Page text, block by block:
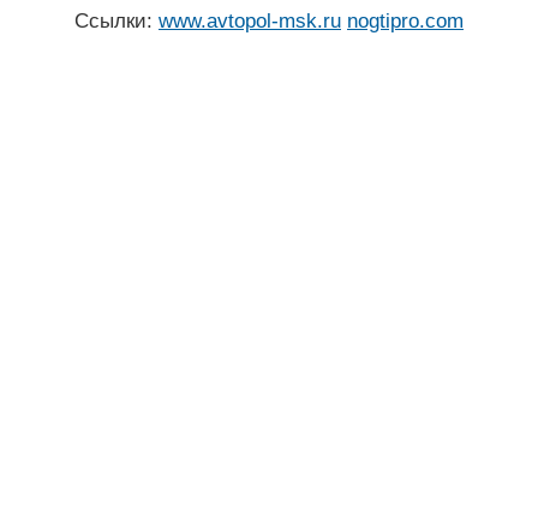
Ссылки: www.avtopol-msk.ru nogtipro.com